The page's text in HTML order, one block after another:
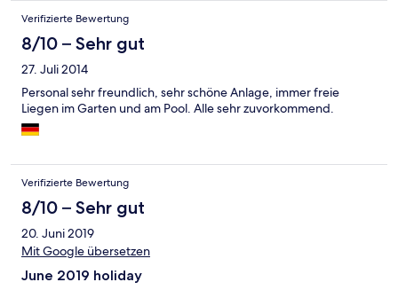
Verifizierte Bewertung
8/10 – Sehr gut
27. Juli 2014
Personal sehr freundlich, sehr schöne Anlage, immer freie
Liegen im Garten und am Pool. Alle sehr zuvorkommend.
Verifizierte Bewertung
8/10 – Sehr gut
20. Juni 2019
Mit Google übersetzen
June 2019 holiday